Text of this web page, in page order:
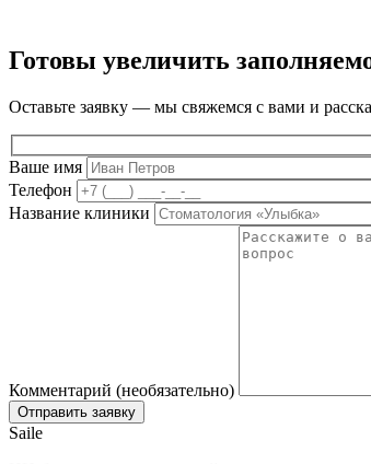
Готовы увеличить
Оставьте заявку — мы свяжемся с вами и
Ваше имя
Телефон
Название клиники
Комментарий (необязательно)
Saile